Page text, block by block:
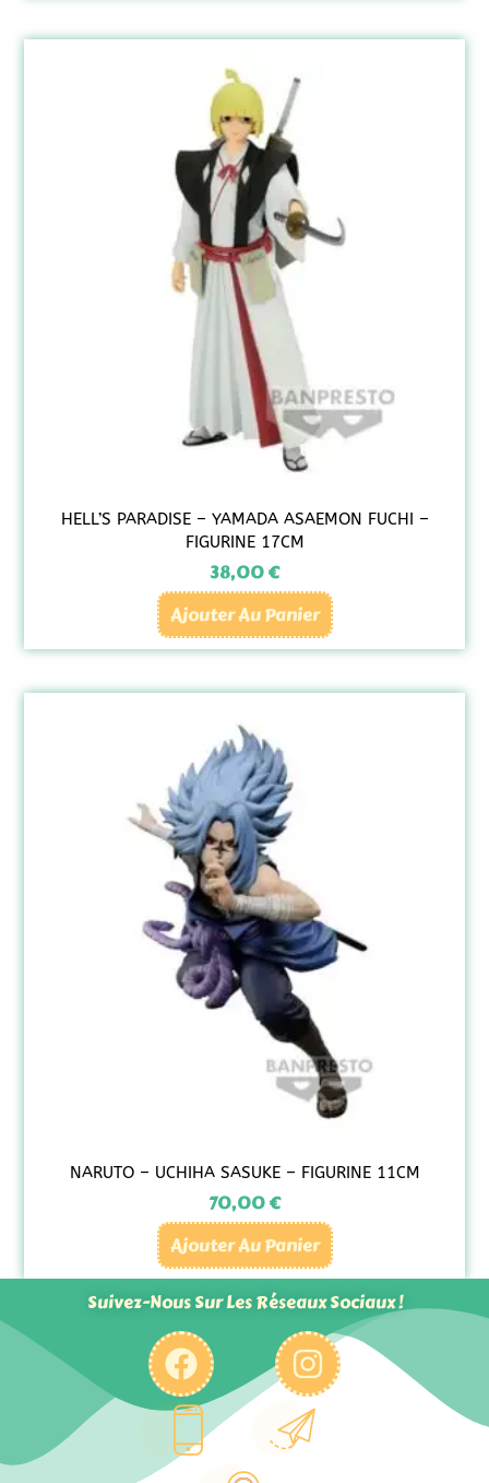
HELL’S PARADISE – YAMADA ASAEMON FUCHI –
FIGURINE 17CM
38,00€
Ajouter Au Panier
NARUTO – UCHIHA SASUKE – FIGURINE 11CM
70,00€
Ajouter Au Panier
Suivez-Nous Sur Les Réseaux Sociaux !